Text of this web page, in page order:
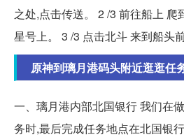
之处,点击传送。 2 /3 前往船上 爬
星号上。 3 /3 点击北斗 来到船头前
原神到璃月港码头附近逛逛任
一、璃月港内部北国银行 我们在
务时,最后完成任务地点在北国银